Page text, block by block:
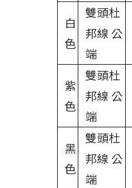
白
色
雙頭杜
邦線 公
端
紫
色
雙頭杜
邦線 公
端
黑
色
雙頭杜
邦線 公
端